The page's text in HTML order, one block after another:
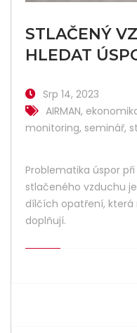
STLAČENÝ
HLEDAT
Srp 14, 2023
AIRMAN,
monitoring, seminář,
Problematika úspor
stlačeného vzduchu
dílčích opatření, která
doplňují.